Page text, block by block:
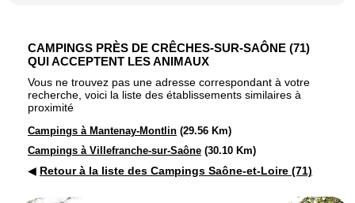
CAMPINGS PRÈS DE CRÊCHES-SUR-SAÔNE (71)
QUI ACCEPTENT LES ANIMAUX
Vous ne trouvez pas une adresse correspondant à votre
recherche, voici la liste des établissements similaires à
proximité
Campings à Mantenay-Montlin (29.56 Km)
Campings à Villefranche-sur-Saône (30.10 Km)
◀ Retour à la liste des Campings Saône-et-Loire (71)